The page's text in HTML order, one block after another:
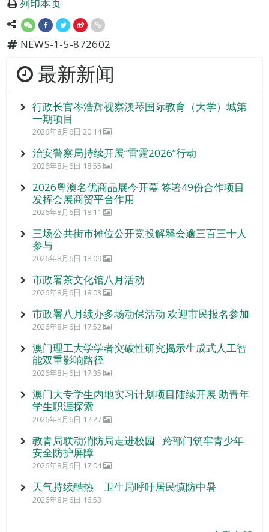
列印本页
NEWS-1-5-872602
最新新闻
行政长官岑浩辉视察澳琴国际教育（大学）城第
一期项目
2026年8月6日 20:14
治安警察局持续开展“雷霆2026”行动
2026年8月6日 18:55
2026粤澳名优商品展今开幕 签署49份合作项目
发挥会展商贸平台作用
2026年8月6日 18:11
三场公共街市摊位公开竞投解释会逾三百三十人
参与
2026年8月6日 18:09
市政署茶文化馆八月活动
2026年8月6日 18:03
市政署八月续办多场动保活动 欢迎市民报名参加
2026年8月6日 17:52
澳门理工大学学者突破性研究揭示生成式人工智
能双重影响路径
2026年8月6日 17:35
澳门大专学生内地实习计划项目陆续开展 助青年
学生职涯探索
2026年8月6日 17:27
教青局联动消防局走进校园 跨部门筑牢青少年
安全防护屏障
2026年8月6日 17:04
天气持续酷热 卫生局呼吁居民慎防中暑
2026年8月6日 16:53